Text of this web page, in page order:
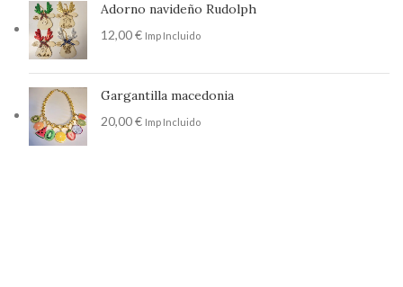
Adorno navideño Rudolph
12,00€ Imp Incluido
Gargantilla macedonia
20,00€ Imp Incluido